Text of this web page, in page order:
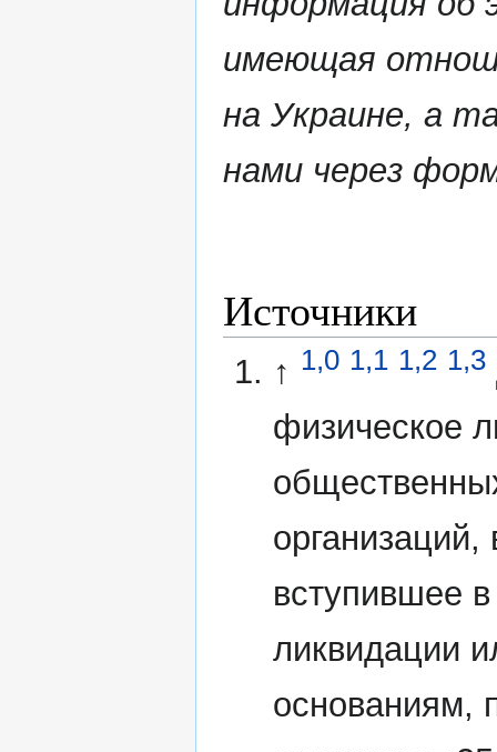
имеющая
на Украине, а
нами через
Источники
↑ 1,0 1,1 1,2 1,3
физическое
вступившее
ликвидации
основаниям,